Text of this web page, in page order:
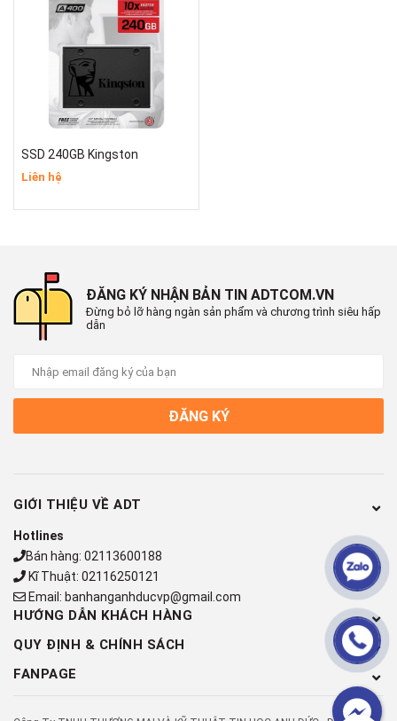
SSD 240GB Kingston
Liên hệ
ĐĂNG KÝ NHẬN BẢN TIN ADTCOM.VN
Đừng bỏ lỡ hàng ngàn sản phẩm và chương trình siêu hấp
dẫn
ĐĂNG KÝ
GIỚI THIỆU VỀ ADT
Hotlines
Bán hàng: 02113600188
Kĩ Thuật: 02116250121
Email: banhanganhducvp@gmail.com
HƯỚNG DẪN KHÁCH HÀNG
QUY ĐỊNH & CHÍNH SÁCH
FANPAGE